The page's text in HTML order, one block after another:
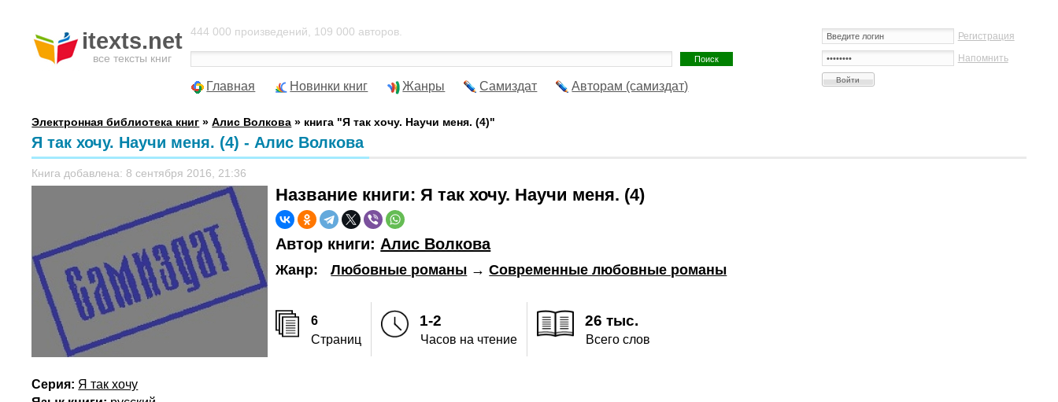
itexts.net
все тексты книг
Регистрация
Напомнить
444 000 произведений, 109 000 авторов.
Главная Новинки книг Жанры Самиздат Авторам (самиздат)
Электронная библиотека книг »Алис Волкова » книга "Я так хочу. Научи меня. (4)"
Я так хочу. Научи меня. (4) - Алис Волкова
Книга добавлена: 8 сентября 2016, 21:36
Название книги:Я так хочу. Научи меня. (4)
Автор книги: Алис Волкова
Жанр: Любовные романы →Современные любовные романы
6
Страниц
1-2
Часов на чтение
26 тыс.
Всего слов
Серия: Я так хочу